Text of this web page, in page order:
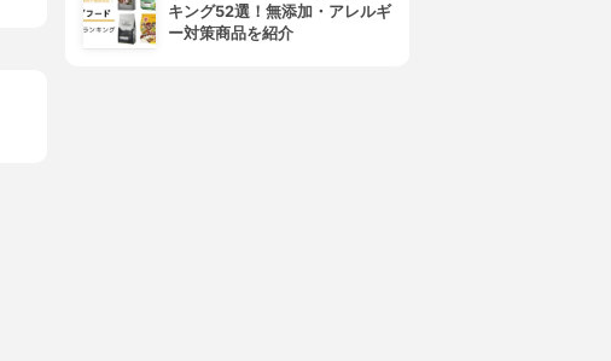
キング52選！無添加・アレルギ
ー対策商品を紹介